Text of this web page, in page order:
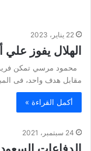
22 يناير، 2023
الهلال يفوز
محمود مرسي تمكن فريق
مقابل هدف واحد، فى
أكمل القراءة »
24 سبتمبر، 2021